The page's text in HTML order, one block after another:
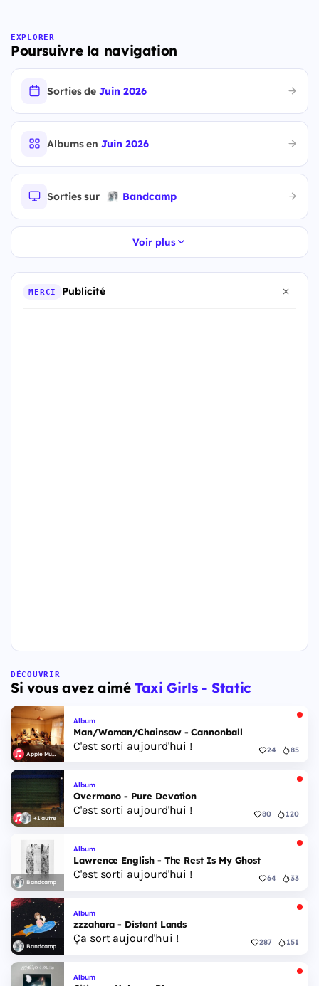
EXPLORER
Poursuivre la navigation
Sorties deJuin 2026
Albums enJuin 2026
Sorties sur Bandcamp
Voir plus
MERCI Publicité
DÉCOUVRIR
Si vous avez aiméTaxi Girls - Static
Apple Music
Album
Man/Woman/Chainsaw - Cannonball
C'est sorti aujourd'hui ! 24 85
+1 autre
Album
Overmono - Pure Devotion
C'est sorti aujourd'hui ! 80 120
Bandcamp
Album
Lawrence English - The Rest Is My Ghost
C'est sorti aujourd'hui ! 64 33
Bandcamp
Album
zzzahara - Distant Lands
Ça sort aujourd'hui ! 287 151
Album